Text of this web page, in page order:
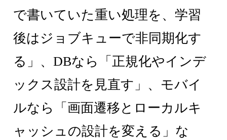
で書いていた重い処理を、学習
後はジョブキューで非同期化す
る」、DBなら「正規化やインデ
ックス設計を見直す」、モバイ
ルなら「画面遷移とローカルキ
ャッシュの設計を変える」な